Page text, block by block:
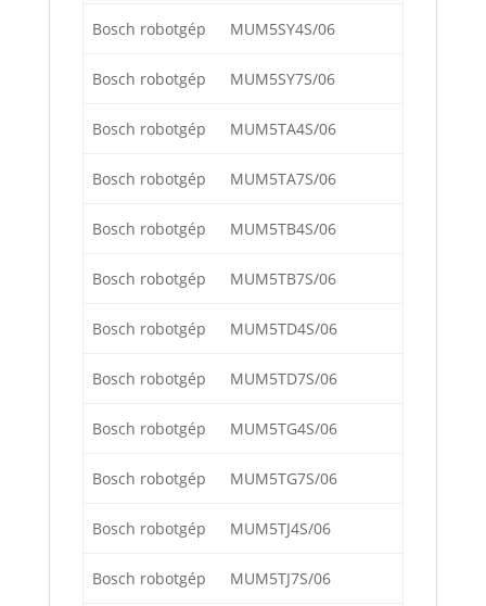
Bosch robotgép MUM5SY4S/06
Bosch robotgép MUM5SY7S/06
Bosch robotgép MUM5TA4S/06
Bosch robotgép MUM5TA7S/06
Bosch robotgép MUM5TB4S/06
Bosch robotgép MUM5TB7S/06
Bosch robotgép MUM5TD4S/06
Bosch robotgép MUM5TD7S/06
Bosch robotgép MUM5TG4S/06
Bosch robotgép MUM5TG7S/06
Bosch robotgép MUM5TJ4S/06
Bosch robotgép MUM5TJ7S/06